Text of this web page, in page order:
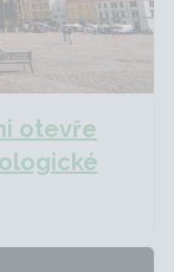
otevře